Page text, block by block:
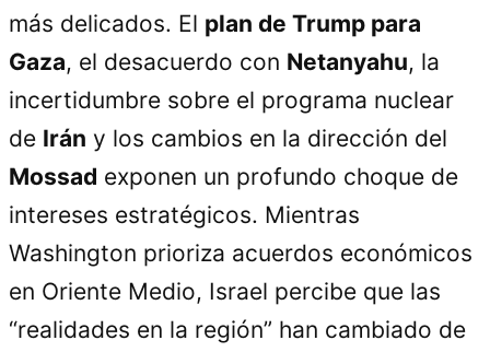
más delicados. El plan de Trump para
Gaza, el desacuerdo con Netanyahu, la
incertidumbre sobre el programa nuclear
de Irán y los cambios en la dirección del
Mossad exponen un profundo choque de
intereses estratégicos. Mientras
Washington prioriza acuerdos económicos
en Oriente Medio, Israel percibe que las
“realidades en la región” han cambiado de